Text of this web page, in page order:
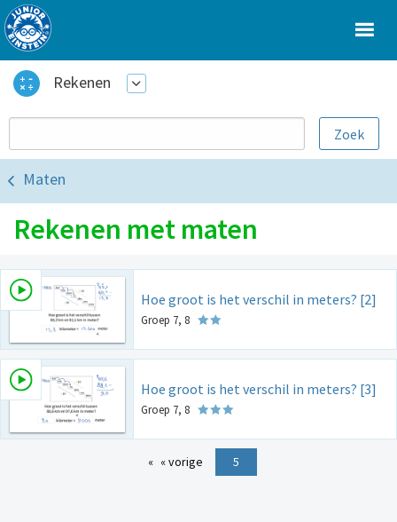
Rekenen
Maten
Rekenen met maten
Hoe groot is het verschil in meters? [2]
Groep 7, 8
Hoe groot is het verschil in meters? [3]
Groep 7, 8
« vorige 5